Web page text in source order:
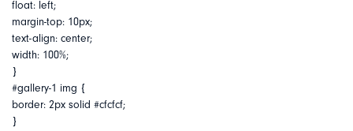
float: left;
margin-top: 10px;
text-align: center;
width: 100%;
}
#gallery-1 img {
border: 2px solid #cfcfcf;
}